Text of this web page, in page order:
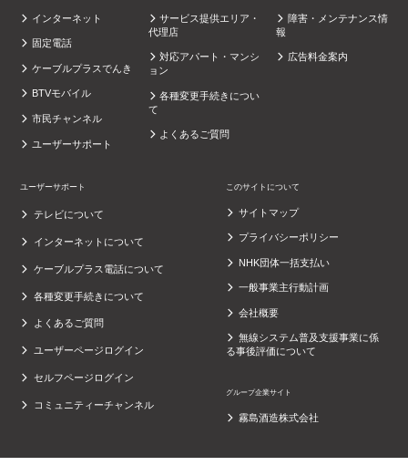
インターネット
固定電話
ケーブルプラスでんき
BTVモバイル
市民チャンネル
ユーザーサポート
サービス提供エリア・
代理店
対応アパート・マンシ
ョン
各種変更手続きについ
て
よくあるご質問
障害・メンテナンス情
報
広告料金案内
ユーザーサポート
テレビについて
インターネットについて
ケーブルプラス電話について
各種変更手続きについて
よくあるご質問
ユーザーページログイン
セルフページログイン
コミュニティーチャンネル
このサイトについて
サイトマップ
プライバシーポリシー
NHK団体一括支払い
一般事業主行動計画
会社概要
無線システム普及支援事業に係
る事後評価について
グループ企業サイト
霧島酒造株式会社